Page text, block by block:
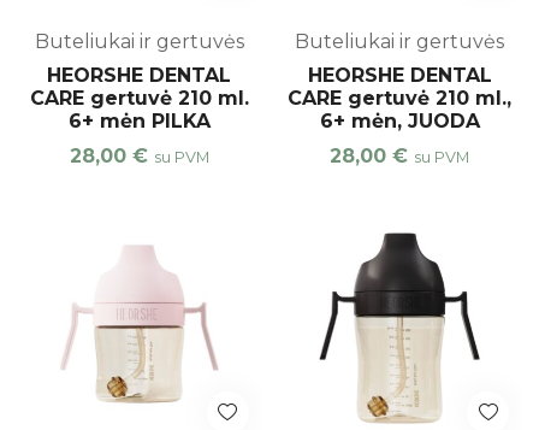
Buteliukai ir gertuvės
HEORSHE DENTAL
CARE gertuvė 210 ml.
6+ mėn PILKA
28,00 € su PVM
Buteliukai ir gertuvės
HEORSHE DENTAL
CARE gertuvė 210 ml.,
6+ mėn, JUODA
28,00€ su PVM